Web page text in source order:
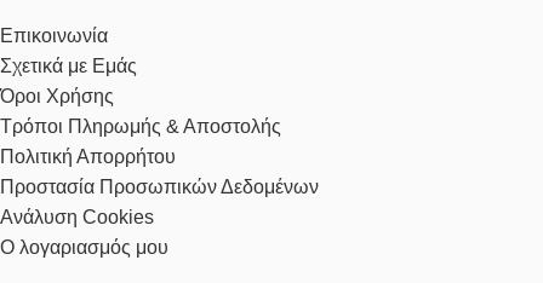
Επικοινωνία
Σχετικά με Εμάς
Όροι Χρήσης
Τρόποι Πληρωμής & Αποστολής
Πολιτική Απορρήτου
Προστασία Προσωπικών Δεδομένων
Ανάλυση Cookies
Ο λογαριασμός μου